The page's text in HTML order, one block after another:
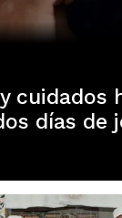
cuidados
días de